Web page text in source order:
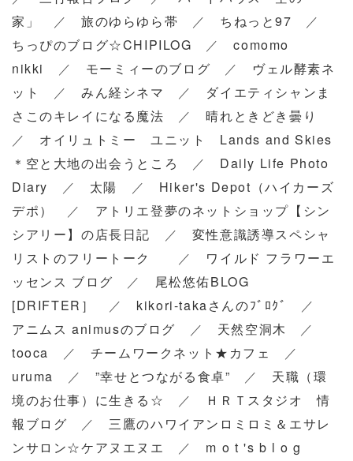
家」
／旅のゆらゆら帯 ／ ちねっと97 ／
ちっぴのブログ☆CHIPILOG ／comomo
nikki
／ モーミィーのブログ ／ ヴェル酵素ネ
ット
／みん経シネマ ／ ダイエティシャンま
さこのキレイになる魔法 ／晴れときどき曇り
／ オイリュトミー ユニット Lands and Skies
＊空と大地の出会うところ
／ Daily Life Photo
Diary ／ 太陽 ／ Hiker's Depot（ハイカーズ
デポ）
／ アトリエ登夢のネットショップ【シン
シアリー】の店長日記 ／ 変性意識誘導スペシャ
リストのフリートーク
／ ワイルド フラワーエ
ッセンス ブログ ／ 尾松悠佑BLOG
[DRIFTER］
／ kikori-takaさんのﾌﾞﾛｸﾞ
／
アニムス animusのブログ ／ 天然空洞木
／
tooca ／ チームワークネット★カフェ
／
uruma ／ ”幸せとつながる食卓” ／ 天職（環
境のお仕事）に生きる☆
／
ＨＲＴスタジオ 情
報ブログ ／三鷹のハワイアンロミロミ＆エサレ
ンサロン☆ケアヌエヌエ
／ m o t 's b l o g